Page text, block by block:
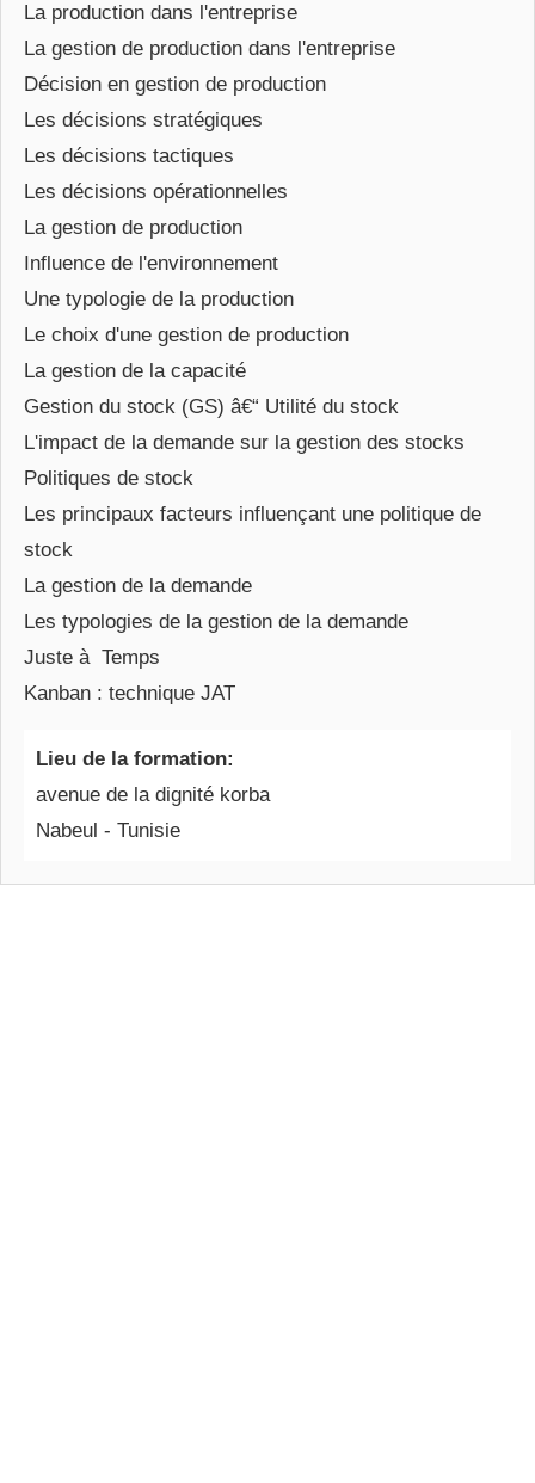
La production dans l'entreprise
La gestion de production dans l'entreprise
Décision en gestion de production
Les décisions stratégiques
Les décisions tactiques
Les décisions opérationnelles
La gestion de production
Influence de l'environnement
Une typologie de la production
Le choix d'une gestion de production
La gestion de la capacité
Gestion du stock (GS) â€“ Utilité du stock
L'impact de la demande sur la gestion des stocks
Politiques de stock
Les principaux facteurs influençant une politique de
stock
La gestion de la demande
Les typologies de la gestion de la demande
Juste à Temps
Kanban : technique JAT
Lieu de la formation:
avenue de la dignité korba
Nabeul - Tunisie